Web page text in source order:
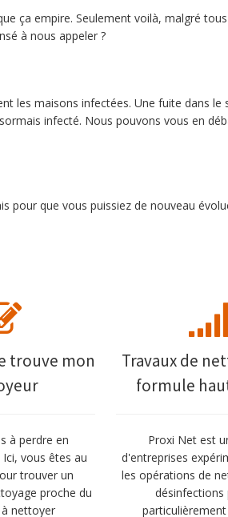
ça empire. Seulement voilà, malgré
à nous appeler ?
les maisons infectées. Une fuite dans le
infecté. Nous pouvons vous en
pour que vous puissiez de nouveau
trouve mon
à perdre en
vous êtes au
trouver un
proche du
nettoyer
Travaux de
formule
Proxi Net est
d'entreprises
les opérations de
désinfections